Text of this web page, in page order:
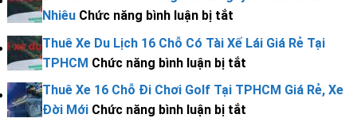
Các
Có
Tài
Xế
Lái
TPHCM
Tài
Xế
Lái
Giá
Rẻ
TPHCM
Tài
Xế
Lái
Giá
Chỗ
Bà
Chỗ
Phan
Nhiêu Chức năng bình luận bị tắtở
Bao
Xe
Chỗ
Đi
Thuê Xe Du Lịch 16 Chỗ Có Tài Xế Lái Giá Rẻ Tại
TPHCM Chức năng bình luận bị tắtở
Thuê
Thuê Xe 16 Chỗ Đi Chơi Golf Tại TPHCM Giá Rẻ, Xe
Đời Mới Chức năng bình luận bị tắtở